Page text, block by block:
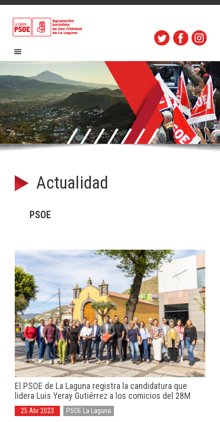
Actualidad
PSOE
El PSOE de La Laguna registra la candidatura que
lidera Luis Yeray Gutiérrez a los comicios del 28M
25 Abr 2023 PSOE La Laguna